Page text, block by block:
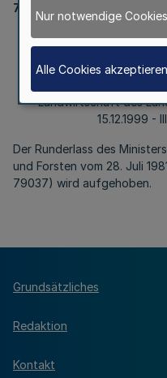
79037
Vorschrift zur
Landwirtschaft des
15.12.1999 -
Der Runderlass des
und Forsten vom 28. Juli
79037) wird aufgehoben.
Grundsätzliches
Redaktion
Kontakt
Nur notwendige
Alle Cookies akzeptieren